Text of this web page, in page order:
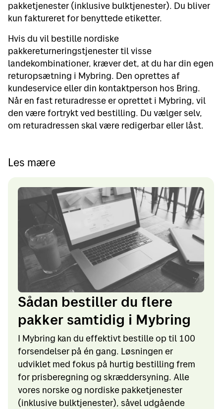
pakketjenester (inklusive bulktjenester). Du bliver
kun faktureret for benyttede etiketter.
Hvis du vil bestille nordiske
pakkereturneringstjenester til visse
landekombinationer, kræver det, at du har din egen
returopsætning i Mybring. Den oprettes af
kundeservice eller din kontaktperson hos Bring.
Når en fast returadresse er oprettet i Mybring, vil
den være fortrykt ved bestilling. Du vælger selv,
om returadressen skal være redigerbar eller låst.
Les mære
Sådan bestiller du flere
pakker samtidig i Mybring
I Mybring kan du effektivt bestille op til 100
forsendelser på én gang. Løsningen er
udviklet med fokus på hurtig bestilling frem
for prisberegning og skræddersyning. Alle
vores norske og nordiske pakketjenester
(inklusive bulktjenester), såvel udgående